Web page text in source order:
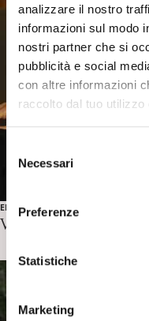
analizzare il nostro
informazioni sul modo
nostri partner che si
pubblicità e social
con altre informazioni
raccolto dal tuo utilizzo
e
z
o
e
Necessari
Preferenze
Statistiche
Marketing
EDUCATIONAL
VideoIntervista a